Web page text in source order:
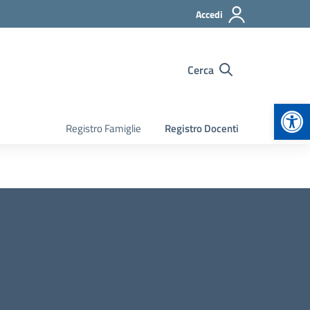
Accedi
Cerca
Registro Famiglie Registro Docenti